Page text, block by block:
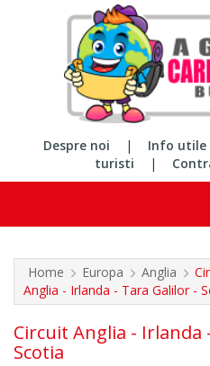
Despre noi | Info utile
turisti
|
Home Europa Anglia
Anglia - Irlanda - Tara Galilor -
Circuit Anglia - Irlanda
Scotia